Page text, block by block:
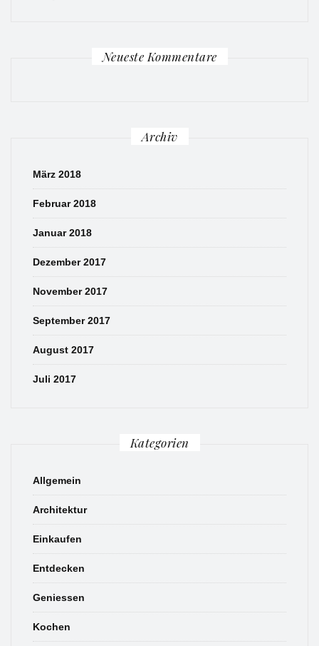
Neueste Kommentare
Archiv
März 2018
Februar 2018
Januar 2018
Dezember 2017
November 2017
September 2017
August 2017
Juli 2017
Kategorien
Allgemein
Architektur
Einkaufen
Entdecken
Geniessen
Kochen